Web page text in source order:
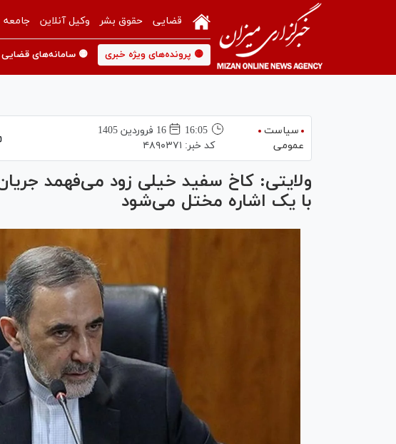
قضایی حقوق بشر وکیل آنلاین جامعه
🟡 پرونده‌های ویژه خبری 🟡 سامانه‌های قضایی
سیاست
عمومی
16:05
16 فروردين 1405
کد خبر: ۴۸۹۰۳۷۱
ولایتی: کاخ سفید خیلی زود می‌فهمد
با یک اشاره مختل می‌شود